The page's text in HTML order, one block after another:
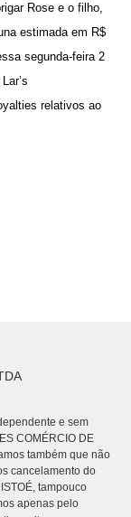
Rose e o filho,
estimada em R$
segunda-feira 2
relativos ao
e sem
COMÉRCIO DE
também que não
cancelamento do
tampouco
apenas pelo